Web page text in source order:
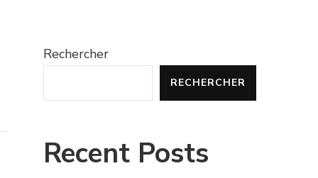
Rechercher
RECHERCHER
Recent Posts